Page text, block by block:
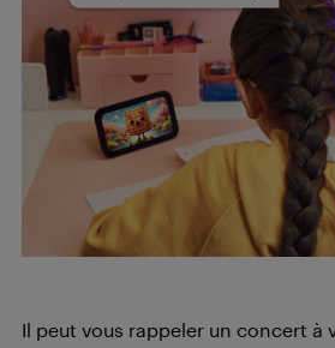
Il peut vous rappeler un concert à